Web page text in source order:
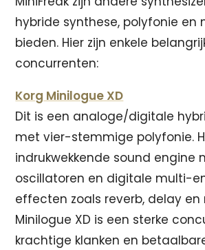
hybride synthese, polyfonie en
bieden. Hier zijn enkele
concurrenten:
Korg Minilogue XD
Dit is een analoge/digitale
met vier-stemmige polyfonie.
indrukwekkende sound engine
oscillatoren en digitale multi-
effecten zoals reverb, delay en
Minilogue XD is een sterke
krachtige klanken en